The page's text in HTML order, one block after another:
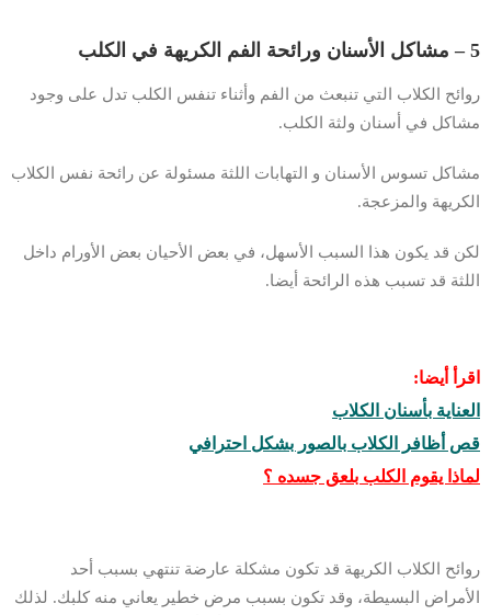
5 – مشاكل الأسنان ورائحة الفم الكريهة في الكلب
روائح الكلاب التي تنبعث من الفم وأثناء تنفس الكلب تدل على وجود
مشاكل في أسنان ولثة الكلب.
مشاكل تسوس الأسنان و التهابات اللثة مسئولة عن رائحة نفس الكلاب
الكريهة والمزعجة.
لكن قد يكون هذا السبب الأسهل، في بعض الأحيان بعض الأورام داخل
اللثة قد تسبب هذه الرائحة أيضا.
اقرأ أيضا:
العناية بأسنان الكلاب
قص أظافر الكلاب بالصور بشكل احترافي
لماذا يقوم الكلب بلعق جسده ؟
روائح الكلاب الكريهة قد تكون مشكلة عارضة تنتهي بسبب أحد
الأمراض البسيطة، وقد تكون بسبب مرض خطير يعاني منه كلبك. لذلك